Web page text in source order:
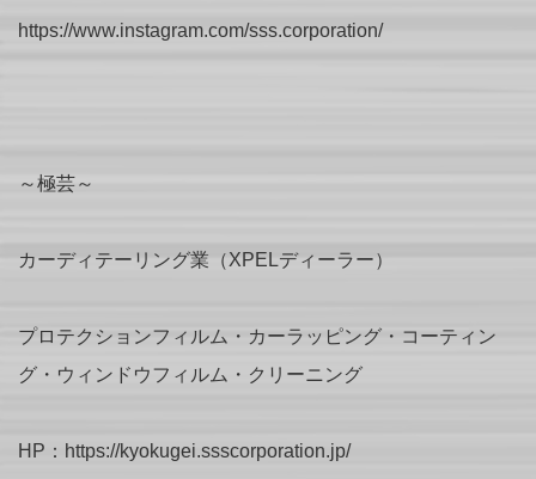
https://www.instagram.com/sss.corporation/
～極芸～
カーディテーリング業（XPELディーラー）
プロテクションフィルム・カーラッピング・コーティン
グ・ウィンドウフィルム・クリーニング
HP：https://kyokugei.ssscorporation.jp/